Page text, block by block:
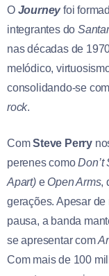
O Journeyfoi
integrantes do
nas décadas de
melódico,
consolidando-se
rock.
ComSteve Perry
perenes comoDon’t
Apart)e Open Arms,
gerações. Apesar
pausa, a banda
se apresentar com
Com mais de 100